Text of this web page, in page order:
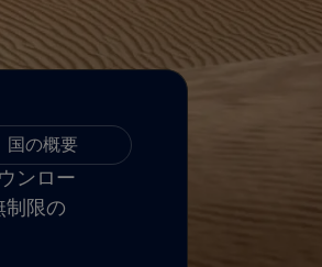
国の概要
ンロー
制限の